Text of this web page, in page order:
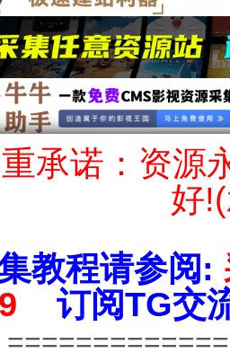
承诺：资源
好
教程请参阅:
9
订阅TG交